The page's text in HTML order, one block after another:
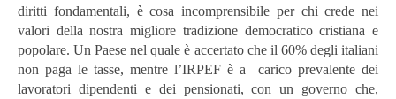
diritti fondamentali, è cosa incomprensibile per chi crede nei
valori della nostra migliore tradizione democratico cristiana e
popolare. Un Paese nel quale è accertato che il 60% degli italiani
non paga le tasse, mentre l’IRPEF è a carico prevalente dei
lavoratori dipendenti e dei pensionati, con un governo che,